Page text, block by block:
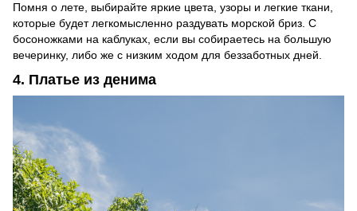
Помня о лете, выбирайте яркие цвета, узоры и легкие ткани,
которые будет легкомысленно раздувать морской бриз. С
босоножками на каблуках, если вы собираетесь на большую
вечеринку, либо же с низким ходом для беззаботных дней.
4. Платье из денима